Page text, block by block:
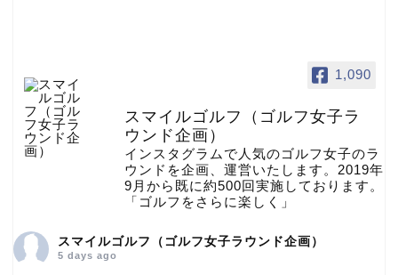
1,090
スマイルゴルフ（ゴルフ女子ラ
ウンド企画）
インスタグラムで人気のゴルフ女子のラ
ウンドを企画、運営いたします。2019年
9月から既に約500回実施しております。
「ゴルフをさらに楽しく」
スマイルゴルフ（ゴルフ女子ラウンド企画）
5 days ago